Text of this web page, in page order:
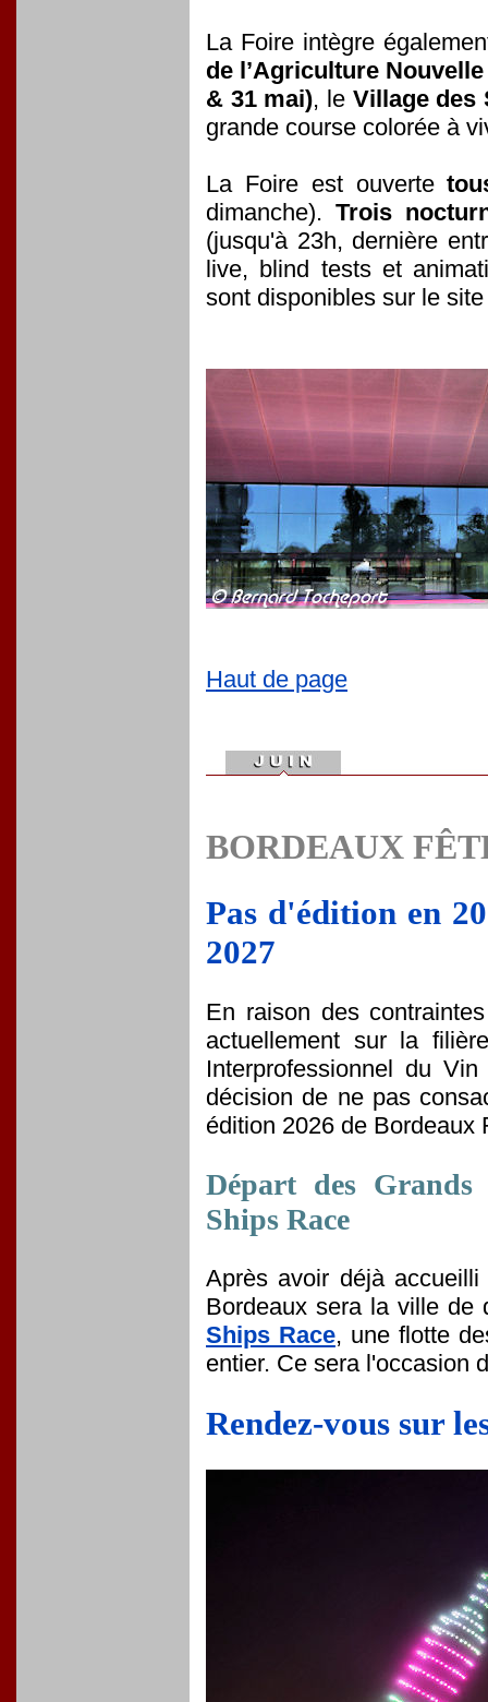
La Foire intègre
de l’Agriculture
& 31 mai), le Village des
grande course colorée à
La Foire est ouverte
dimanche). Trois
(jusqu'à 23h​, dernière
live, blind tests et
sont disponibles sur le
Haut de page
BORDEAUX
Pas d'édition en
2027
En raison des
actuellement sur la
Interprofessionnel du
décision de ne pas
édition 2026 de Bordeaux
Départ des
Ships Race
Après avoir déjà
Bordeaux sera la ville de
Ships Race, une flotte
entier. Ce sera l'occasion
Rendez-vous sur